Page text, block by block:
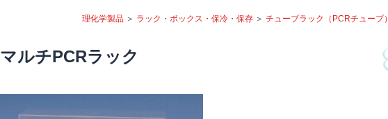
理化学製品 ＞ ラック・ボックス・保冷・保存 ＞ チューブラック（PCRチューブ）
マルチPCRラック